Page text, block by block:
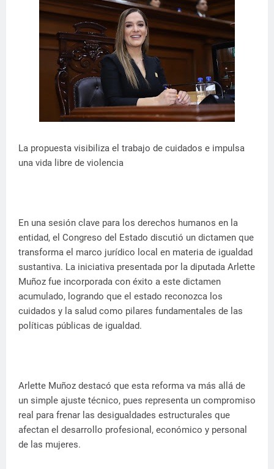
La propuesta visibiliza el trabajo de cuidados e impulsa
una vida libre de violencia
En una sesión clave para los derechos humanos en la
entidad, el Congreso del Estado discutió un dictamen que
transforma el marco jurídico local en materia de igualdad
sustantiva. La iniciativa presentada por la diputada Arlette
Muñoz fue incorporada con éxito a este dictamen
acumulado, logrando que el estado reconozca los
cuidados y la salud como pilares fundamentales de las
políticas públicas de igualdad.
Arlette Muñoz destacó que esta reforma va más allá de
un simple ajuste técnico, pues representa un compromiso
real para frenar las desigualdades estructurales que
afectan el desarrollo profesional, económico y personal
de las mujeres.